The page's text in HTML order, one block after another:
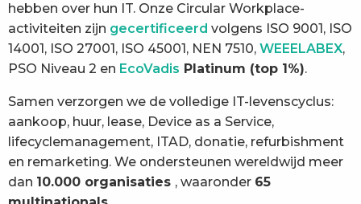
hebben over hun IT. Onze Circular Workplace-
activiteiten zijn gecertificeerd volgens ISO 9001, ISO
14001, ISO 27001, ISO 45001, NEN 7510, WEEELABEX,
PSO Niveau 2 en EcoVadis Platinum (top 1%).
Samen verzorgen we de volledige IT-levenscyclus:
aankoop, huur, lease, Device as a Service,
lifecyclemanagement, ITAD, donatie, refurbishment
en remarketing. We ondersteunen wereldwijd meer
dan 10.000 organisaties , waaronder 65